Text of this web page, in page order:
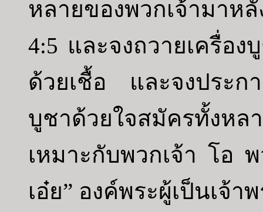
หลายของพวกเจ้ามาห
4:5 และจงถวายเครื่อ
ด้วยเชื้อ และจงประกา
บูชาด้วยใจสมัครทั้งห
เหมาะกับพวกเจ้า โอ
เอ๋ย” องค์พระผู้เป็นเจ้า